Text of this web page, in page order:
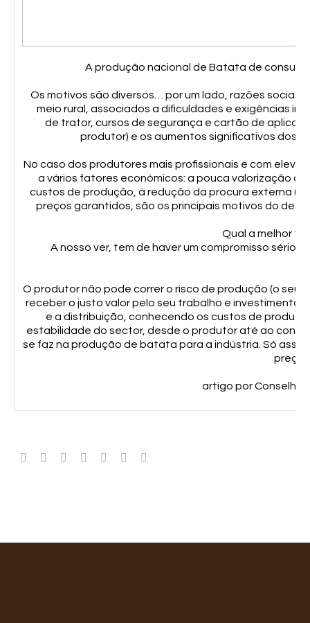
A produção nacional de Batata de
Os motivos são diversos… por um lado, razões
meio rural, associados a dificuldades e exigências
de trator, cursos de segurança e cartão de
produtor) e os aumentos significativos dos
No caso dos produtores mais profissionais e com
a vários fatores económicos: a pouca valorização
custos de produção, à redução da procura externa
preços garantidos, são os principais motivos do
Qual a melhor
A nosso ver, tem de haver um compromisso sério
O produtor não pode correr o risco de produção (o
receber o justo valor pelo seu trabalho e investimento.
e a distribuição, conhecendo os custos de
estabilidade do sector, desde o produtor até ao
se faz na produção de batata para a indústria. Só
preço
artigo por Conselho